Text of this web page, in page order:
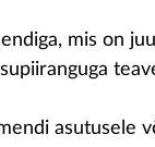
mis on
asutusele